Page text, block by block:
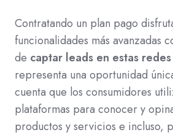
Contratando un plan pago
funcionalidades más avanzadas
de captar leads en estas
representa una oportunidad
cuenta que los consumidores
plataformas para conocer y
productos y servicios e incluso,